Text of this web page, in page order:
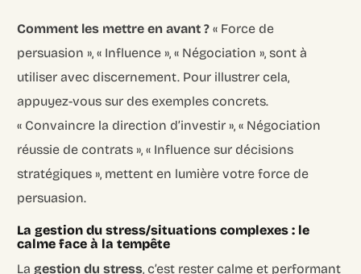
Comment les mettre en avant ? « Force de
persuasion », « Influence », « Négociation », sont à
utiliser avec discernement. Pour illustrer cela,
appuyez-vous sur des exemples concrets.
« Convaincre la direction d’investir », « Négociation
réussie de contrats », « Influence sur décisions
stratégiques », mettent en lumière votre force de
persuasion.
La gestion du stress/situations complexes : le
calme face à la tempête
Lagestion du stress, c’est rester calme et performant